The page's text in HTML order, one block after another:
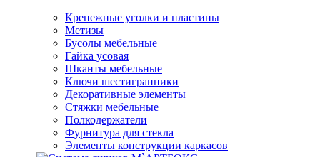
Крепежные уголки и пластины
Метизы
Бусолы мебельные
Гайка усовая
Шканты мебельные
Ключи шестигранники
Декоративные элементы
Стяжки мебельные
Полкодержатели
Фурнитура для стекла
Элементы конструкции каркасов